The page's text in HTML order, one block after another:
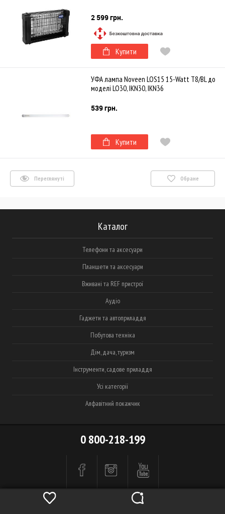
2 599 грн.
Купити
УФА лампа Noveen LOS15 15-Watt T8/BL до
моделі LO30, IKN30, IKN36
539 грн.
Купити
Переглянуті Обране
Каталог
Телефони та аксесуари
Планшети та аксесуари
Вживані та REF пристрої
Аудіо
Гаджети та автоприладдя
Побутова техніка
Дім, дача, туризм
Інструменти, садове приладдя
Усі категорії
Алфавітний покажчик
0 800-218-199